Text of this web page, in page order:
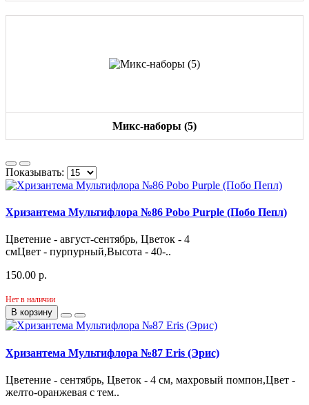
Микс-наборы (5)
Показывать:
Хризантема Мультифлора №86 Pobo Purple (Побо Пепл)
Цветение - август-сентябрь, Цветок - 4
смЦвет - пурпурный,Высота - 40-..
150.00 р.
Нет в наличии
В корзину
Хризантема Мультифлора №87 Eris (Эрис)
Цветение - сентябрь, Цветок - 4 см, махровый помпон,Цвет -
желто-оранжевая с тем..